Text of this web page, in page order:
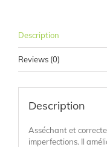
Description
Reviews (0)
Description
Asséchant et
imperfections. Il